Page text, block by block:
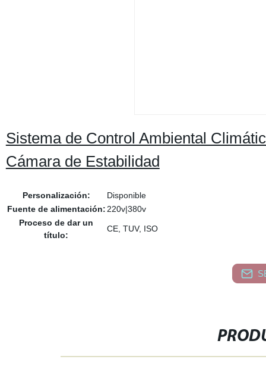
Sistema de Control Ambiental
Cámara de Estabilidad
Personalización:
Disponible
Fuente de alimentación: 220v|380v
Proceso de dar un
título:
CE, TUV, ISO